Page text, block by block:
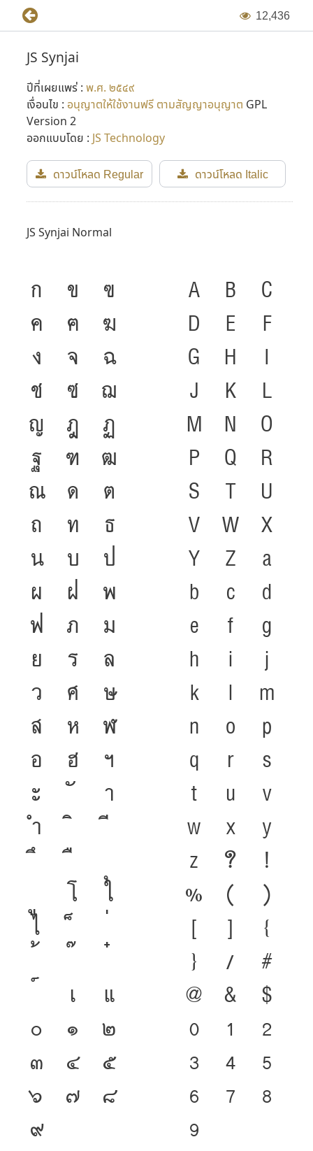
12,436
ในเวอร์ชั่นแรกๆ ฟอนต์เหล่านี้ถูกสร้างขึ้นในแบบ Bitmap ฟอนต์
แล้วจึงพัฒนาขึ้นเป็น Vector Font ในภายหลัง (Adobe Type 1
และ TrueType ในเวลาต่อมา) โดยเริ่มขึ้นในปี พ.ศ. ๒๕๓๖ ต่อมา
มีการปรับปรุงฟอนต์ใหม่อีกครั้งในปี พ.ศ. ๒๕๔๔ โดย P-
หลังจากที่ไมโครซอฟต์เริ่มทำภาษาไทยใน Windows ใช้เอง
บริษัท 315 จำกัด ก็ปิดตัวลง และคุณแสวงเสียชีวิตไป จึงได้อุทิศ
หลายรอบหลายเวอร์ชั่น กลายเป็นจุดเริ่มต้นเล็กๆ ของการ
ที่มาข้อมูล : กำเนิดฟอนต์ตระกูล JS และการกลับมาอีกครั้งในรูป
แบบใหม่ โดย Panutat Jimmy Tejasen (๑๗ ธันวาคม พ.ศ.
JS Synjai
ปีที่เผยแพร่ : พ.ศ. ๒๕๔๙
เงื่อนไข : อนุญาตให้ใช้งานฟรี ตามสัญญาอนุญาต GPL
Version 2
ออกแบบโดย : JS Technology
ดาวน์โหลด Regular ดาวน์โหลด Italic
JS Synjai Normal
ก ข
ฃ
ค
ฅ
ฆ
ง
จ
ฉ
ช
ซ ฌ
ญ ฎ
ฏ
ฐ
ฑ ฒ
ณ ด
ต
ถ
ท
ธ
น บ
ป
ผ
ฝ
พ
ฟ
ภ
ม
ย
ร
ล
ว
ศ
ษ
ส
ห
ฬ
อ
ฮ
ฯ
ะ
า
ำ
โ
ใ
ไ
เ
แ
๐
๑
๒
๓ ๔ ๕
๖ ๗ ๘
๙
A B
C
D
E
F
G
H
I
J
K
L
M N
O
P
Q
R
S
T
U
V W X
Y
Z
a
b
c
d
e
f
g
h
i
j
k
l
m
n
o
p
q
r
s
t
u
v
w
x
y
z
?
!
%
(
)
[
]
{
}
/
#
@ &
$
0
1
2
3
4
5
6
7
8
9